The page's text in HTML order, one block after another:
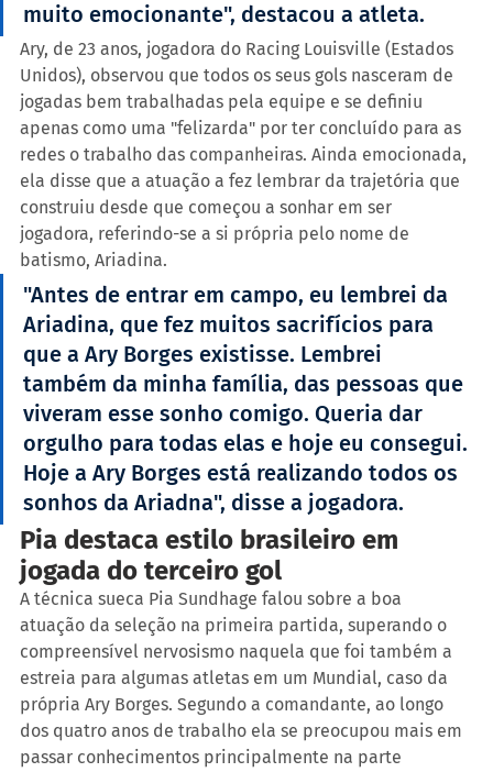
muito emocionante", destacou a atleta.
Ary, de 23 anos, jogadora do Racing Louisville (Estados
Unidos), observou que todos os seus gols nasceram de
jogadas bem trabalhadas pela equipe e se definiu
apenas como uma "felizarda" por ter concluído para as
redes o trabalho das companheiras. Ainda emocionada,
ela disse que a atuação a fez lembrar da trajetória que
construiu desde que começou a sonhar em ser
jogadora, referindo-se a si própria pelo nome de
batismo, Ariadina.
"Antes de entrar em campo, eu lembrei da
Ariadina, que fez muitos sacrifícios para
que a Ary Borges existisse. Lembrei
também da minha família, das pessoas que
viveram esse sonho comigo. Queria dar
orgulho para todas elas e hoje eu consegui.
Hoje a Ary Borges está realizando todos os
sonhos da Ariadna", disse a jogadora.
Pia destaca estilo brasileiro em
jogada do terceiro gol
A técnica sueca Pia Sundhage falou sobre a boa
atuação da seleção na primeira partida, superando o
compreensível nervosismo naquela que foi também a
estreia para algumas atletas em um Mundial, caso da
própria Ary Borges. Segundo a comandante, ao longo
dos quatro anos de trabalho ela se preocupou mais em
passar conhecimentos principalmente na parte